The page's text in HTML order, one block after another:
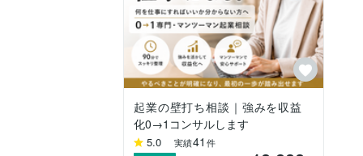
を運営しています。
【実績】
・女性向けサロン・メンズアイブロウサロ
・潜在意識カウンセリング事業
・カウンセラー育成スクール運営
・開業3ヶ月で月商156万円達成
・現在もスタッフ1名・施術メニュー2種
起業の壁打ち相談｜強みを収益
化0→1コンサルします
5.0 実績41 件